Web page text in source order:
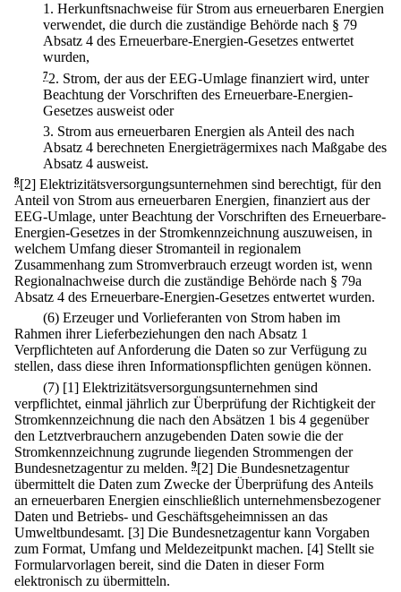
1. Herkunftsnachweise für Strom aus erneuerbaren Energien
verwendet, die durch die zuständige Behörde nach § 79
Absatz 4 des Erneuerbare-Energien-Gesetzes entwertet
wurden,
72. Strom, der aus der EEG-Umlage finanziert wird, unter
Beachtung der Vorschriften des Erneuerbare-Energien-
Gesetzes ausweist oder
3. Strom aus erneuerbaren Energien als Anteil des nach
Absatz 4 berechneten Energieträgermixes nach Maßgabe des
Absatz 4 ausweist.
8[2] Elektrizitätsversorgungsunternehmen sind berechtigt, für den
Anteil von Strom aus erneuerbaren Energien, finanziert aus der
EEG-Umlage, unter Beachtung der Vorschriften des Erneuerbare-
Energien-Gesetzes in der Stromkennzeichnung auszuweisen, in
welchem Umfang dieser Stromanteil in regionalem
Zusammenhang zum Stromverbrauch erzeugt worden ist, wenn
Regionalnachweise durch die zuständige Behörde nach § 79a
Absatz 4 des Erneuerbare-Energien-Gesetzes entwertet wurden.
(6) Erzeuger und Vorlieferanten von Strom haben im
Rahmen ihrer Lieferbeziehungen den nach Absatz 1
Verpflichteten auf Anforderung die Daten so zur Verfügung zu
stellen, dass diese ihren Informationspflichten genügen können.
(7) [1] Elektrizitätsversorgungsunternehmen sind
verpflichtet, einmal jährlich zur Überprüfung der Richtigkeit der
Stromkennzeichnung die nach den Absätzen 1 bis 4 gegenüber
den Letztverbrauchern anzugebenden Daten sowie die der
Stromkennzeichnung zugrunde liegenden Strommengen der
Bundesnetzagentur zu melden. 9[2] Die Bundesnetzagentur
übermittelt die Daten zum Zwecke der Überprüfung des Anteils
an erneuerbaren Energien einschließlich unternehmensbezogener
Daten und Betriebs- und Geschäftsgeheimnissen an das
Umweltbundesamt. [3] Die Bundesnetzagentur kann Vorgaben
zum Format, Umfang und Meldezeitpunkt machen. [4] Stellt sie
Formularvorlagen bereit, sind die Daten in dieser Form
elektronisch zu übermitteln.